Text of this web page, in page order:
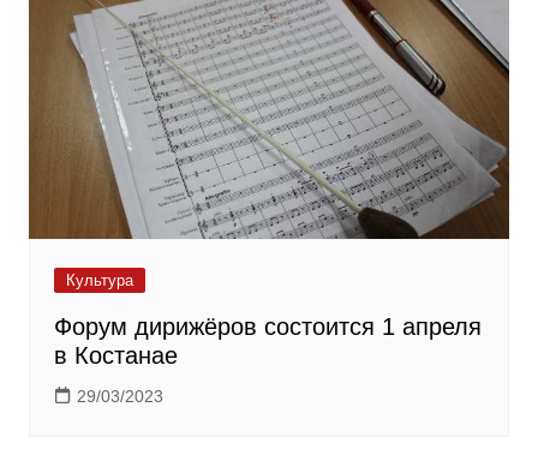
Культура
Форум дирижёров состоится 1 апреля
в Костанае
29/03/2023